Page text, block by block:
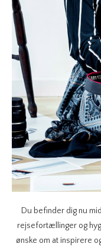
Du befinder dig nu
rejsefortællinger og
ønske om at inspirere